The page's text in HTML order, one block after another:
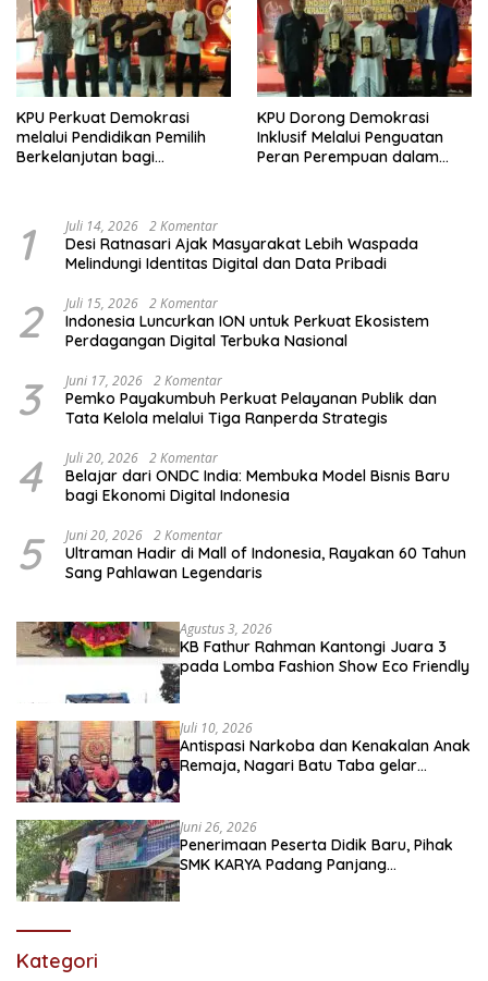
KPU Perkuat Demokrasi
melalui Pendidikan Pemilih
Berkelanjutan bagi
KPU Dorong Demokrasi
Inklusif Melalui Penguatan
Peran Perempuan dalam
1 Juli 14, 2026 2 Komentar
Desi Ratnasari Ajak Masyarakat Lebih Waspada
Melindungi Identitas Digital dan Data Pribadi
2 Juli 15, 2026 2 Komentar
Indonesia Luncurkan ION untuk Perkuat Ekosistem
Perdagangan Digital Terbuka Nasional
3 Juni 17, 2026 2 Komentar
Pemko Payakumbuh Perkuat Pelayanan Publik dan
Tata Kelola melalui Tiga Ranperda Strategis
4 Juli 20, 2026 2 Komentar
Belajar dari ONDC India: Membuka Model Bisnis Baru
bagi Ekonomi Digital Indonesia
5 Juni 20, 2026 2 Komentar
Ultraman Hadir di Mall of Indonesia, Rayakan 60 Tahun
Sang Pahlawan Legendaris
Agustus 3, 2026
KB Fathur Rahman Kantongi Juara 3
pada Lomba Fashion Show Eco Friendly
Juli 10, 2026
Antispasi Narkoba dan Kenakalan Anak
Remaja, Nagari Batu Taba gelar
Juni 26, 2026
Penerimaan Peserta Didik Baru, Pihak
SMK KARYA Padang Panjang
Kategori